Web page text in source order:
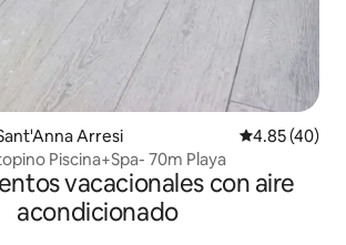
Arresi Calificación
4.85 (40)
Piscina+Spa- 70m Playa
vacacionales con aire
acondicionado